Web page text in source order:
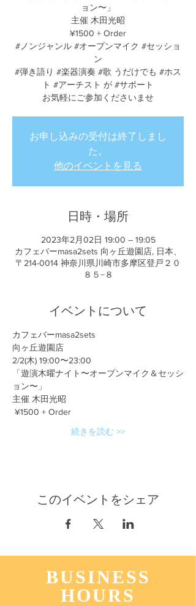
ョン〜」
主催 木田光昭
¥1500 + Order
#ノンジャンル #オープンマイク #セッショ
ン
#弾き語り #楽器演奏 #歌 うだけでも #ホス
ト #アーチスト が #サポート
お気軽にご参加くださいませ
お申し込みの受付は終了しまし
た。
他のイベントを見る
日時・場所
2023年2月02日 19:00 – 19:05
カフェバーmasa2sets 向ヶ丘遊園店, 日本、
〒214-0014 神奈川県川崎市多摩区登戸２０
８５−８
イベントについて
カフェバーmasa2sets
向ヶ丘遊園店
2/2(木) 19:00〜23:00
「遊演木曜ナイト〜オープンマイク＆セッシ
ョン〜」
主催 木田光昭
¥1500 + Order
続きを読む >>
このイベントをシェア
BUSINESS
HOURS